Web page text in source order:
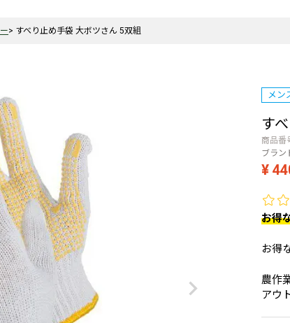
すべり止め手袋 大ボツさん 5双組
メン
す
商品番
ブラン
¥
お得
お得
農作
アウ